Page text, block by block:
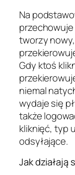
Na
tworzy
Gdy ktoś
niemal
wydaje się
także
kliknięć, typ
odsyłające.
Jak działają